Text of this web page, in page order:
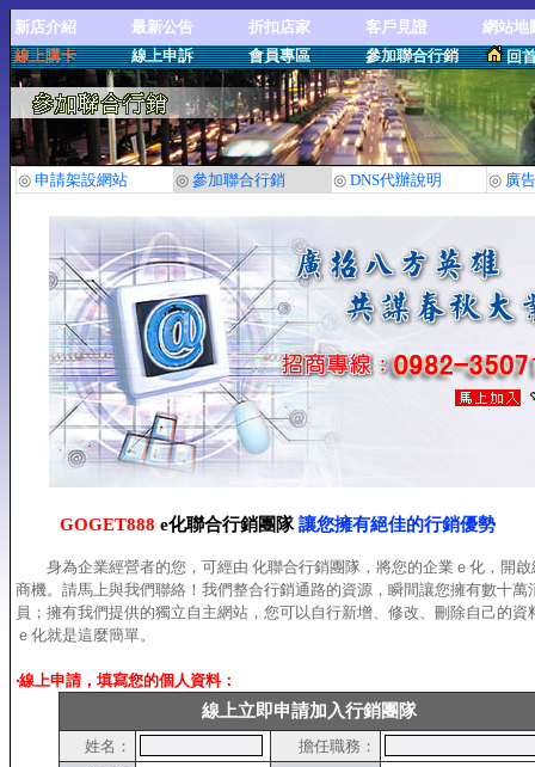
新店介紹 最新公告 折扣店家 客戶見證
網站地
線上購卡
線上申訴 會員專區 參加聯合行銷 回
◎ 申請架設網站 ◎ 參加聯合行銷 ◎ DNS代辦說明 ◎ 廣
GOGET888 e化聯合行銷團隊讓您擁有絕佳的行銷優勢
身為企業經營者的您，可經由 化聯合行銷團隊，將您的企業ｅ化，開啟
商機。請馬上與我們聯絡！我們整合行銷通路的資源，瞬間讓您擁有數十萬
員；擁有我們提供的獨立自主網站，您可以自行新增、修改、刪除自己的資
ｅ化就是這麼簡單。
‧線上申請，填寫您的個人資料：
線上立即申請加入行銷團隊
姓名：
擔任職務：